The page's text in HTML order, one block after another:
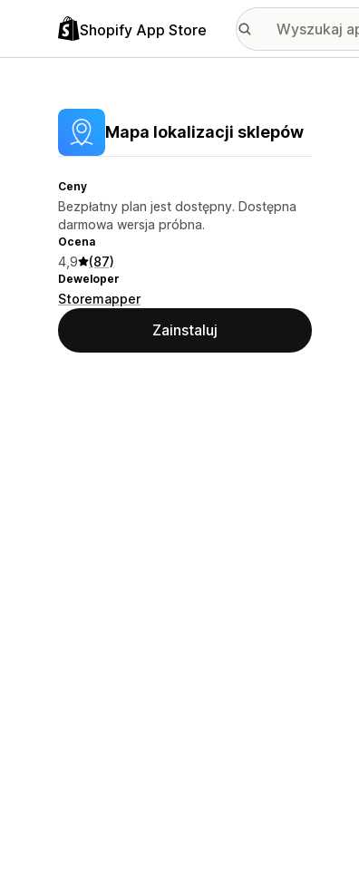
Shopify App Store
Mapa lokalizacji sklepów
Ceny
Bezpłatny plan jest dostępny. Dostępna
darmowa wersja próbna.
Ocena
4,9 (87)
Deweloper
Storemapper
Zainstaluj